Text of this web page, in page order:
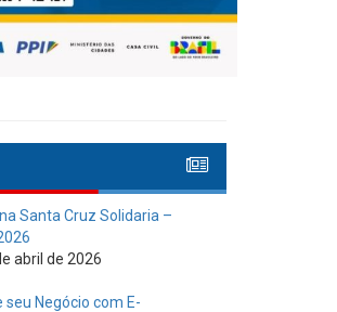
Santa Cruz Solidaria –
abril de 2026
seu Negócio com E-